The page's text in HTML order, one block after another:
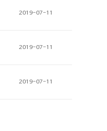
2019-07-11
2019-07-11
2019-07-11